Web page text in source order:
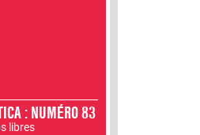
: NUMÉRO 83
libres